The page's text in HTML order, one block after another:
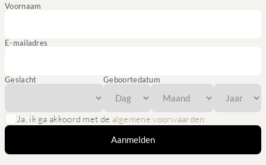
Voornaam
E-mailadres
Geslacht Geboortedatum
Ja, ik ga akkoord met de algemene voorwaarden
Aanmelden